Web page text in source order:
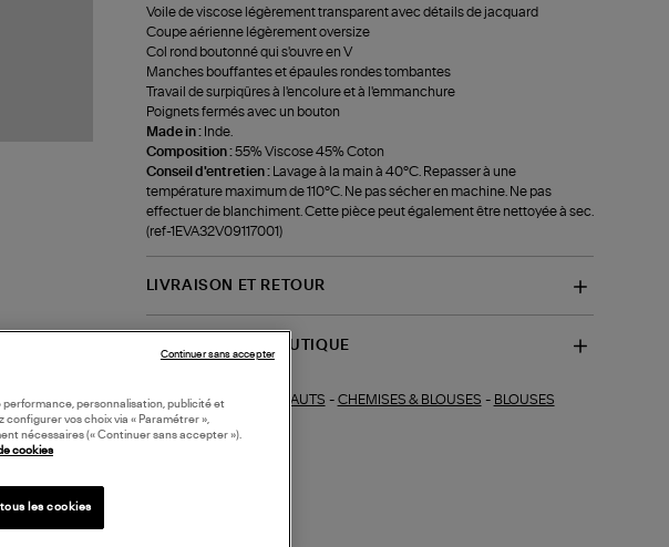
Voile de viscose légèrement transparent avec détails de jacquard
Coupe aérienne légèrement oversize
Col rond boutonné qui s'ouvre en V
Manches bouffantes et épaules rondes tombantes
Travail de surpiqûres à l'encolure et à l'emmanchure
Poignets fermés avec un bouton
Made in : Inde.
Composition :55% Viscose 45% Coton
Conseil d'entretien :
Lavage à la main à 40°C. Repasser à une
température maximum de 110°C. Ne pas sécher en machine. Ne pas
effectuer de blanchiment. Cette pièce peut également être nettoyée à sec.
(ref-1EVA32V09117001)
LIVRAISON ET RETOUR
DISPONIBILITÉ BOUTIQUE
Collections similaires : HAUTS - CHEMISES & BLOUSES - BLOUSES
performance, personnalisation, publicité et
configurer vos choix via « Paramétrer »,
nécessaires (« Continuer sans accepter »).
cookies
les cookies
Continuer sans accepter